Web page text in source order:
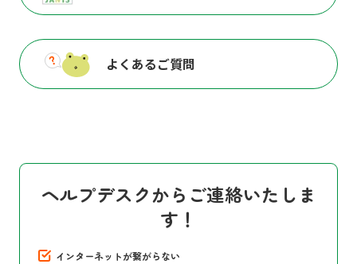
よくあるご質問
ヘルプデスクからご連絡いたしま
す！
インターネットが繋がらない